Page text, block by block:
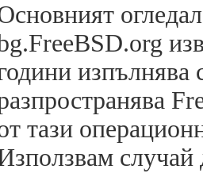
изпълнява
тази